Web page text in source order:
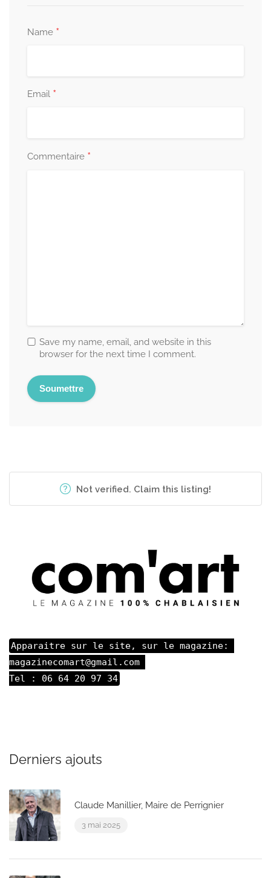
Name *
Email *
Commentaire *
Save my name, email, and website in this
browser for the next time I comment.
Not verified. Claim this listing!
Apparaitre sur le site, sur le magazine:
magazinecomart@gmail.com
Tel : 06 64 20 97 34
Derniers ajouts
Claude Manillier, Maire de Perrignier
3 mai 2025